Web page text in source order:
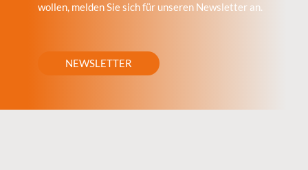
wollen, melden Sie sich für unseren Newsletter an.
NEWSLETTER